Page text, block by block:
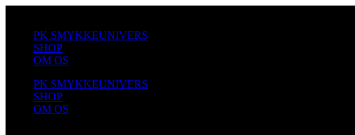
indholdPK SMYKKEUNIVERS
SHOP
OM OS
PK SMYKKEUNIVERS
SHOP
OM OS